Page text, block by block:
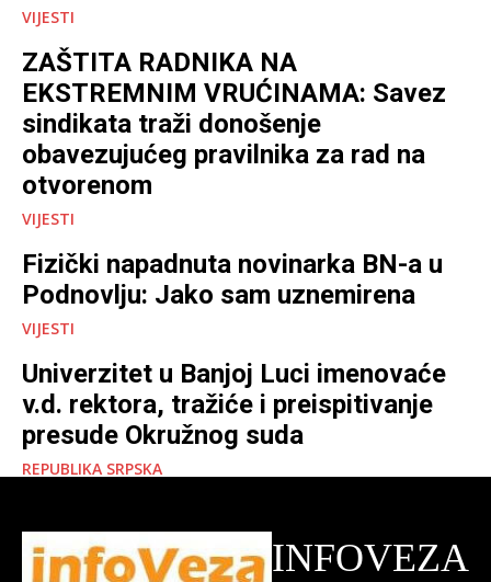
VIJESTI
ZAŠTITA RADNIKA NA
EKSTREMNIM VRUĆINAMA: Savez
sindikata traži donošenje
obavezujućeg pravilnika za rad na
otvorenom
VIJESTI
Fizički napadnuta novinarka BN-a u
Podnovlju: Jako sam uznemirena
VIJESTI
Univerzitet u Banjoj Luci imenovaće
v.d. rektora, tražiće i preispitivanje
presude Okružnog suda
REPUBLIKA SRPSKA
INFOVEZA